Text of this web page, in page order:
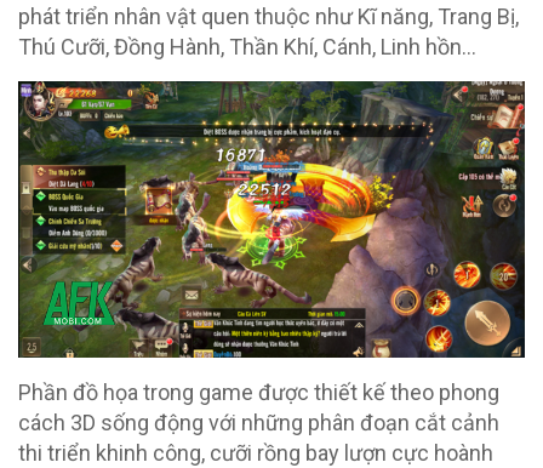
phát triển nhân vật quen thuộc như Kĩ năng, Trang Bị,
Thú Cưỡi, Đồng Hành, Thần Khí, Cánh, Linh hồn…
Phần đồ họa trong game được thiết kế theo phong
cách 3D sống động với những phân đoạn cắt cảnh
thi triển khinh công, cưỡi rồng bay lượn cực hoành